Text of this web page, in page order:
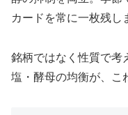
カードを常に一枚残し
銘柄ではなく性質で考
塩・酵母の均衡が、こ